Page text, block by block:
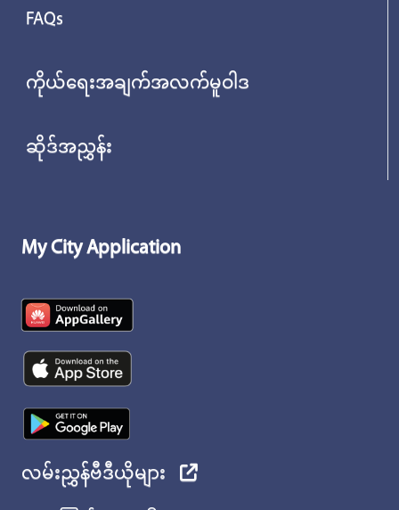
FAQs
ကိုယ်ရေးအချက်အလက်မူဝါဒ
ဆိုဒ်အညွှန်း
My City Application
လမ်းညွှန်ဗီဒီယိုများ